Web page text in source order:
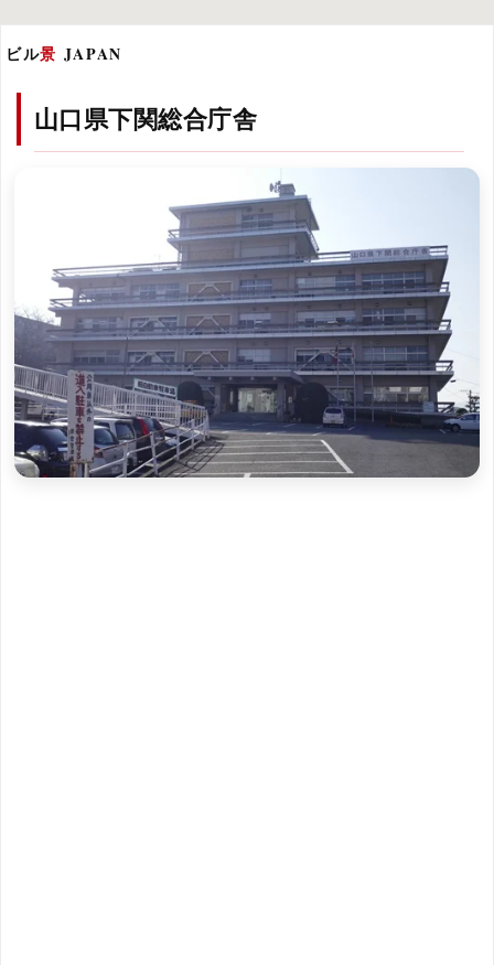
ビル景 JAPAN
山口県下関総合庁舎